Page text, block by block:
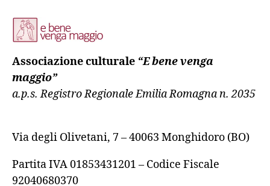
Associazione culturale “E bene venga
maggio”
a.p.s. Registro Regionale Emilia Romagna n. 2035
Via degli Olivetani, 7 – 40063 Monghidoro (BO)
Partita IVA 01853431201 – Codice Fiscale
92040680370